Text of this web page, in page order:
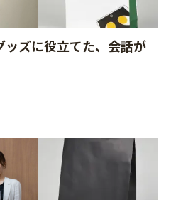
ッズに役立てた、会話が